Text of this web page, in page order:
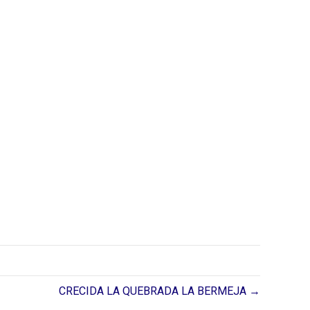
CRECIDA LA QUEBRADA LA BERMEJA →